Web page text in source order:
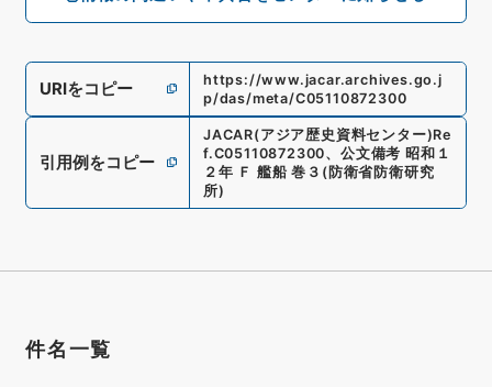
URIをコピー
https://www.jacar.archives.go.j
p/das/meta/C05110872300
引用例をコピー
JACAR(アジア歴史資料センター)Re
f.C05110872300、 公文備考 昭和１
２年 Ｆ 艦船 巻３ (防衛省防衛研究
所)
件名一覧